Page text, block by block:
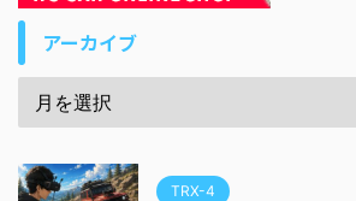
アーカイブ
TRX-4